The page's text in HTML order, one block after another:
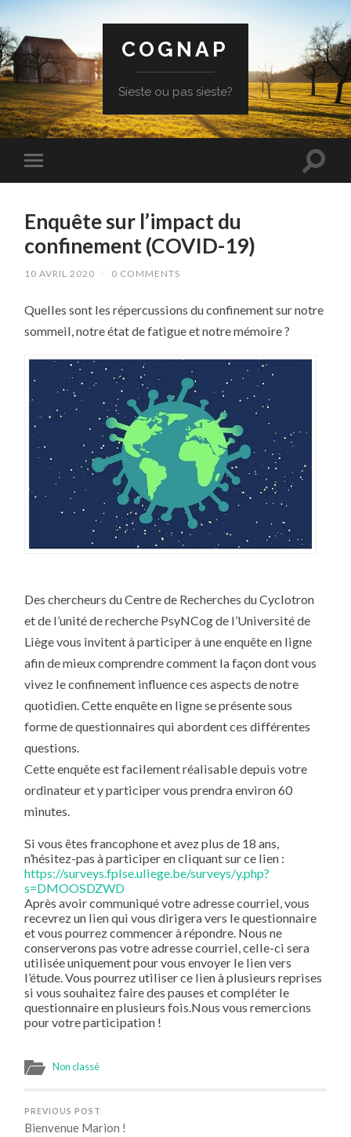
COGNAP
Sieste ou pas sieste?
Enquête sur l’impact du
confinement (COVID-19)
10 AVRIL 2020 / 0 COMMENTS
Quelles sont les répercussions du confinement sur notre
sommeil, notre état de fatigue et notre mémoire ?
Des chercheurs du Centre de Recherches du Cyclotron
et de l’unité de recherche PsyNCog de l’Université de
Liège vous invitent à participer à une enquête en ligne
afin de mieux comprendre comment la façon dont vous
vivez le confinement influence ces aspects de notre
quotidien. Cette enquête en ligne se présente sous
forme de questionnaires qui abordent ces différentes
questions.
Cette enquête est facilement réalisable depuis votre
ordinateur et y participer vous prendra environ 60
minutes.
Si vous êtes francophone et avez plus de 18 ans,
n’hésitez-pas à participer en cliquant sur ce lien :
https://surveys.fplse.uliege.be/surveys/y.php?
s=DMOOSDZWD
Après avoir communiqué votre adresse courriel, vous
recevrez un lien qui vous dirigera vers le questionnaire
et vous pourrez commencer à répondre. Nous ne
conserverons pas votre adresse courriel, celle-ci sera
utilisée uniquement pour vous envoyer le lien vers
l’étude. Vous pourrez utiliser ce lien à plusieurs reprises
si vous souhaitez faire des pauses et compléter le
questionnaire en plusieurs fois.Nous vous remercions
pour votre participation !
Non classé
PREVIOUS POST
Bienvenue Marion !